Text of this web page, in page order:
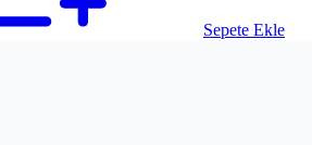
Sepete Ekle